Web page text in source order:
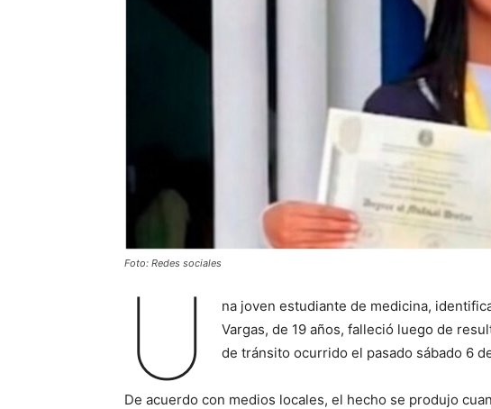
Foto: Redes sociales
U
na joven estudiante de medicina,
Vargas, de 19 años, falleció luego de
de tránsito ocurrido el pasado sábado 6
De acuerdo con medios locales, el hecho se produjo